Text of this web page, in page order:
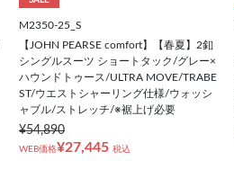
M2350-25_S
【JOHN PEARSE comfort】【春夏】2釦
シングルスーツ ショートタック/グレー×
ハウンドトゥース/ULTRA MOVE/TRABE
ST/ウエストシャーリング仕様/ウォッシ
ャブル/ストレッチ/※裾上げ必要
¥54,890
WEB価格¥27,445 税込